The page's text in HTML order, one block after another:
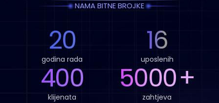
NAMA BITNE BROJKE
20
godina rada
16
uposlenih
400
klijenata
5000+
zahtjeva